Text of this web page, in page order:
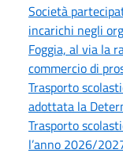
Società
incarichi negli
Foggia, al via la
commercio di
Trasporto
adottata la
Trasporto
l’anno 2026/